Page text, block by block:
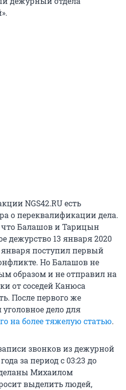
NGS42.RU есть
о переквалификации дела.
что Балашов и Тарицын
дежурство 13 января 2020
января поступил первый
Но Балашов не
образом и не отправил на
от соседей Канюса
После первого же
дело для
на более тяжелую статью.
звонков из дежурной
за период с 03:23 до
Михаилом
выделить людей,